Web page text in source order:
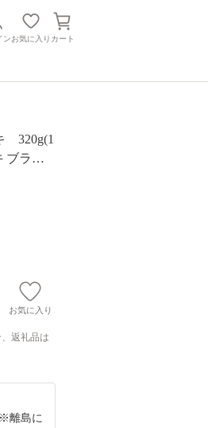
ンお気に入り カート
320g(1
ブラン
お気に入り
返礼品は
離島に